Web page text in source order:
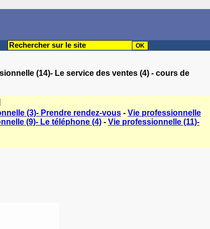
(14)- Le service des ventes (4) - cours de
(3)- Prendre rendez-vous - Vie professionnelle
(9)- Le téléphone (4) - Vie professionnelle (11)-